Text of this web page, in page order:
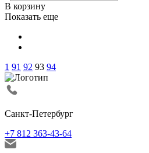
В корзину
Показать еще
1 91 92 93 94
Санкт-Петербург
+7 812 363-43-64